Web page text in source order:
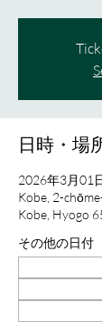
日時・場
2026年3月01
Kobe, 2-
Kobe, Hyogo
その他の日付